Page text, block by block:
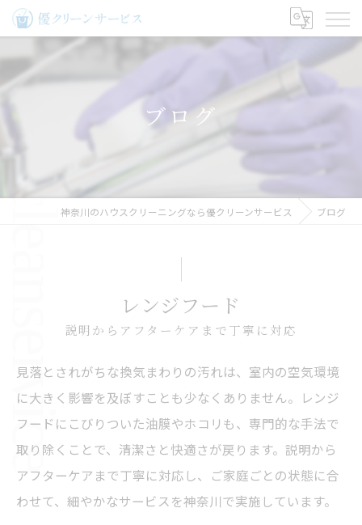
ブログ
神奈川のハウスクリーニングなら優クリーンサービス ブログ
レンジフード
説明からアフターケアまで丁寧に対応
見落とされがちな換気まわりの汚れは、室内の空気環境
に大きく影響を及ぼすことも少なくありません。レンジ
フードにこびりついた油膜やホコリも、専門的な手法で
取り除くことで、清潔さと快適さが戻ります。説明から
アフターケアまで丁寧に対応し、ご家庭ごとの状態に合
わせて、細やかなサービスを神奈川で実施しています。